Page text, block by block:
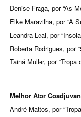
Denise Fraga, por “As
Elke Maravilha, por “A
Leandra Leal, por
Roberta Rodrigues, por
Tainá Muller, por “Tropa
Melhor Ator
André Mattos, por